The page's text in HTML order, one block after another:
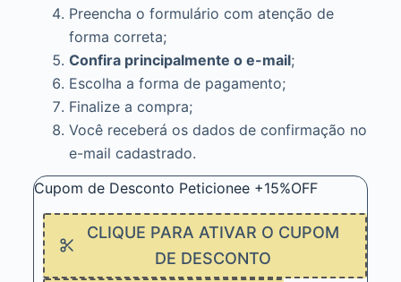
Preencha o formulário com atenção de
forma correta;
Confira principalmente o e-mail;
Escolha a forma de pagamento;
Finalize a compra;
Você receberá os dados de confirmação no
e-mail cadastrado.
Cupom de Desconto Peticionee +15%OFF
CLIQUE PARA ATIVAR O CUPOM
DE DESCONTO